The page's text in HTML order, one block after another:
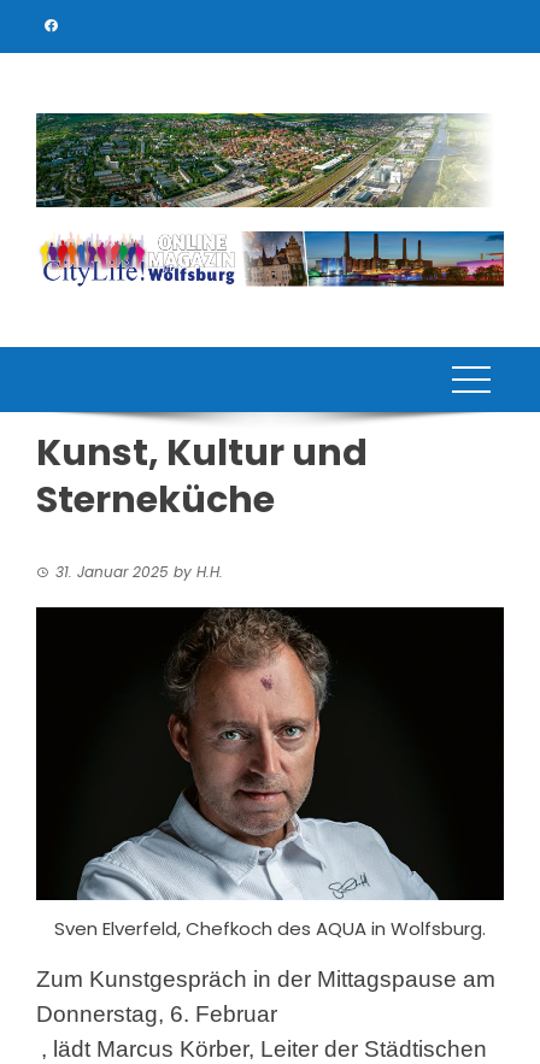
Kunst, Kultur und
Sterneküche
31. Januar 2025 by H.H.
Sven Elverfeld, Chefkoch des AQUA in Wolfsburg.
Zum Kunstgespräch in der Mittagspause am
Donnerstag, 6. Februar
, lädt Marcus Körber, Leiter der Städtischen